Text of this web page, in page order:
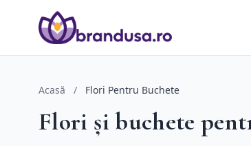
Acasă / Flori Pentru Buchete
Flori și buchete